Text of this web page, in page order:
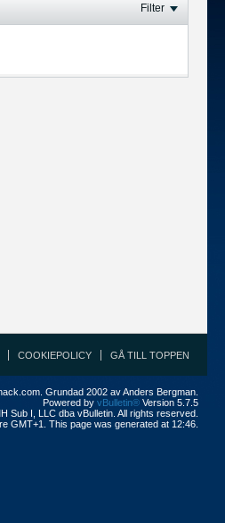
Filter
COOKIEPOLICY GÅ TILL TOPPEN
Grundad 2002 av Anders Bergman.
Powered by vBulletin® Version 5.7.5
Sub I, LLC dba vBulletin. All rights reserved.
GMT+1. This page was generated at 12:46.